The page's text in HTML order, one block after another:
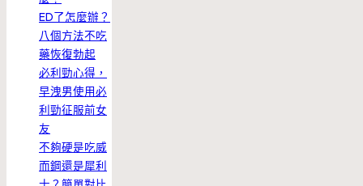
ED了怎麼辦？
八個方法不吃
藥恢復勃起
必利勁心得，
早洩男使用必
利勁征服前女
友
不夠硬是吃威
而鋼還是犀利